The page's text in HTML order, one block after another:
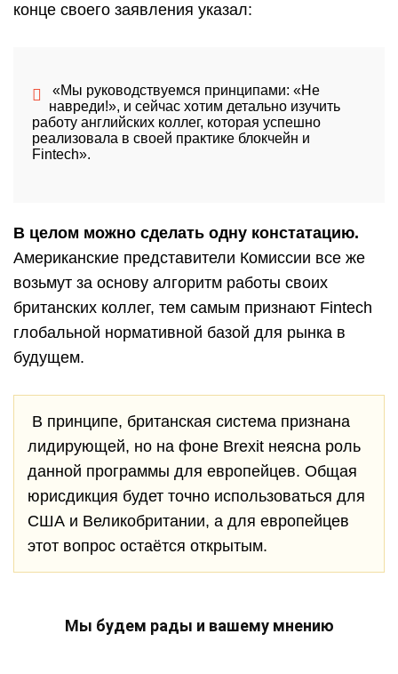
конце своего заявления указал:
«Мы руководствуемся принципами: «Не
навреди!», и сейчас хотим детально изучить
работу английских коллег, которая успешно
реализовала в своей практике блокчейн и
Fintech».
В целом можно сделать одну констатацию.
Американские представители Комиссии все же
возьмут за основу алгоритм работы своих
британских коллег, тем самым признают Fintech
глобальной нормативной базой для рынка в
будущем.
В принципе, британская система признана
лидирующей, но на фоне Brexit неясна роль
данной программы для европейцев. Общая
юрисдикция будет точно использоваться для
США и Великобритании, а для европейцев
этот вопрос остаётся открытым.
Мы будем рады и вашему мнению